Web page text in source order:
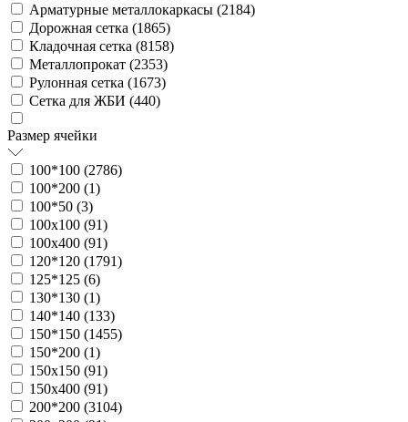
Арматурные металлокаркасы (2184)
Дорожная сетка (1865)
Кладочная сетка (8158)
Металлопрокат (2353)
Рулонная сетка (1673)
Сетка для ЖБИ (440)
Размер ячейки
100*100 (2786)
100*200 (1)
100*50 (3)
100х100 (91)
100х400 (91)
120*120 (1791)
125*125 (6)
130*130 (1)
140*140 (133)
150*150 (1455)
150*200 (1)
150х150 (91)
150х400 (91)
200*200 (3104)